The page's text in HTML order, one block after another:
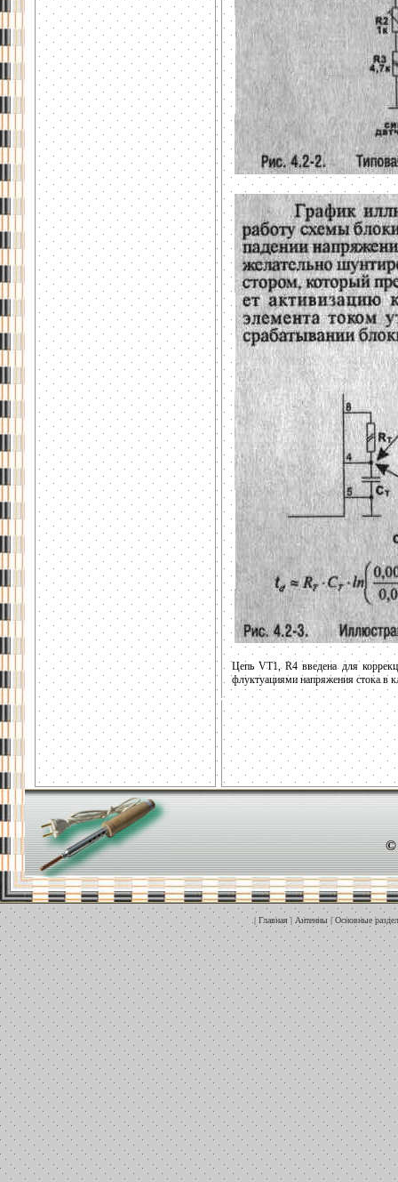
Цепь VT1, R4 введена для
флуктуациями напряжения стока в
| Главная| Антенны |Основные